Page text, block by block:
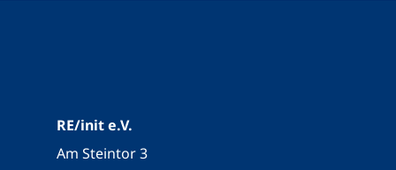
RE/init e.V.
Am Steintor 3